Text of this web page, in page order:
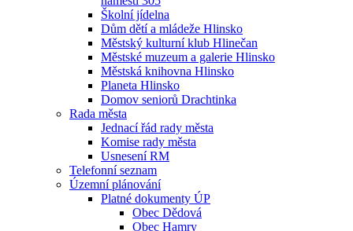
Školní jídelna
Dům dětí a mládeže Hlinsko
Městský kulturní klub Hlinečan
Městské muzeum a galerie Hlinsko
Městská knihovna Hlinsko
Planeta Hlinsko
Domov seniorů Drachtinka
Rada města
Jednací řád rady města
Komise rady města
Usnesení RM
Telefonní seznam
Územní plánování
Platné dokumenty ÚP
Obec Dědová
Obec Hamry